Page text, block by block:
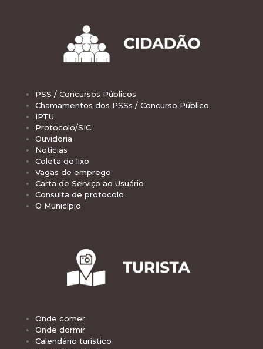
PSS / Concursos Públicos
Chamamentos dos PSSs / Concurso Público
IPTU
Protocolo/SIC
Ouvidoria
Notícias
Coleta de lixo
Vagas de emprego
Carta de Serviço ao Usuário
Consulta de protocolo
O Município
Onde comer
Onde dormir
Calendário turístico